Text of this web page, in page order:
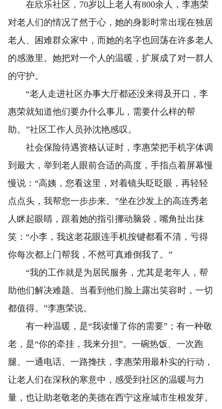
在欣乐社区，70岁以上老人有800余人，李惠荣
对老人们的情况了然于心，她的身影时常出现在独居
老人、困难群众家中，而她的名字也回荡在许多老人
的感激里。她把对一个人的温暖，扩展成了对一群人
的守护。
“老人走进社区办事大厅都还没来得及开口，李
惠荣就知道他们要办什么事儿，需要什么样的帮
助。”社区工作人员孙沈艳感叹。
社会保险待遇资格认证时，李惠荣把手机字体调
到最大，举到老人眼前合适的高度，手指点着屏幕慢
慢说：“高姨，您看这里，对着镜头眨眨眼，再轻轻
点点头，我帮您一步步来。”坐在沙发上的高连秀老
人眯起眼睛，跟着她的指引挪动脑袋，嘴角扯出抹
笑：“小李，我这老花眼连手机按键都看不清，亏得
你每次都上门帮我，不然可真难倒我了。”
“我的工作就是为居民服务，尤其是老年人，帮
助他们解决难题。当看到他们脸上露出笑容时，一切
都值得。”李惠荣说。
有一种温暖，是“我读懂了你的需要”；有一种敬
老，是“你的牵挂，我来分担”。一碗热饭、一次跑
腿、一通电话、一路搀扶，李惠荣用最朴实的行动，
让老人们在深秋的寒意中，感受到社区的温暖与力
量，也让助老敬老的美德在西宁这座城市生根发芽。